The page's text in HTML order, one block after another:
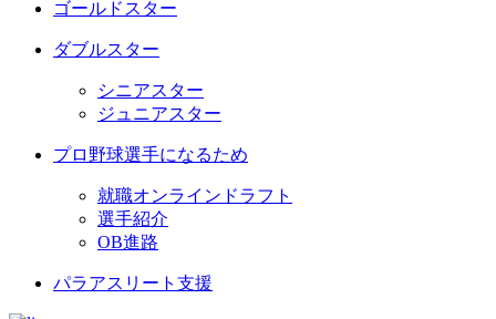
ゴールドスター
ダブルスター
シニアスター
ジュニアスター
プロ野球選手になるため
就職オンラインドラフト
選手紹介
OB進路
パラアスリート支援